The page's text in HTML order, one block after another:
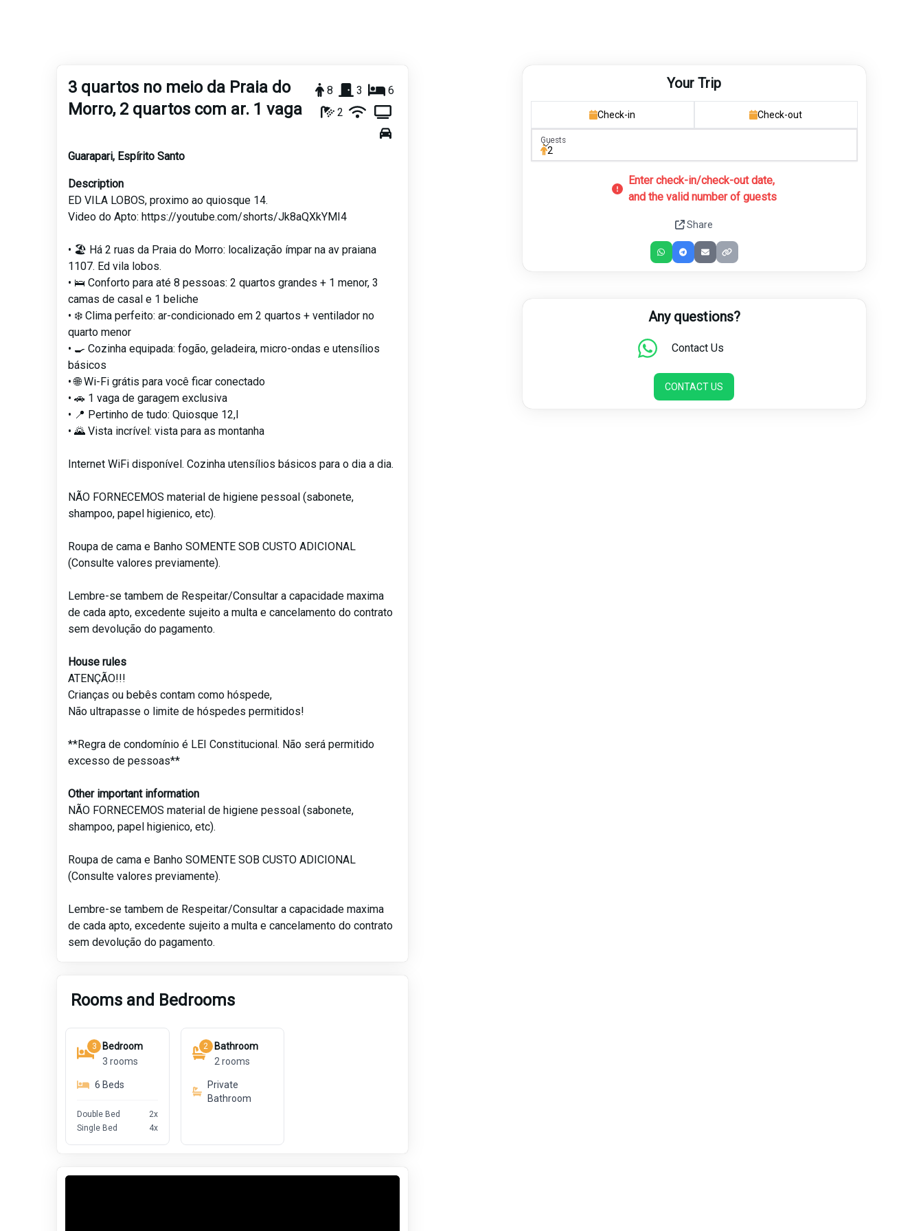
3 quartos no meio da Praia do
Morro, 2 quartos com ar. 1 vaga
8 3
6
2
Guarapari, Espírito Santo
Description
ED VILA LOBOS, proximo ao quiosque 14.
Video do Apto: https://youtube.com/shorts/Jk8aQXkYMI4
• 🏖 Há 2 ruas da Praia do Morro: localização ímpar na av praiana
1107. Ed vila lobos.
• 🛌 Conforto para até 8 pessoas: 2 quartos grandes + 1 menor, 3
camas de casal e 1 beliche
• ❄️ Clima perfeito: ar-condicionado em 2 quartos + ventilador no
quarto menor
• 🍳 Cozinha equipada: fogão, geladeira, micro-ondas e utensílios
básicos
• 🌐 Wi-Fi grátis para você ficar conectado
• 🚗 1 vaga de garagem exclusiva
• 📍 Pertinho de tudo: Quiosque 12,l
• 🌄 Vista incrível: vista para as montanha
Internet WiFi disponível. Cozinha utensílios básicos para o dia a dia.
NÃO FORNECEMOS material de higiene pessoal (sabonete,
shampoo, papel higienico, etc).
Roupa de cama e Banho SOMENTE SOB CUSTO ADICIONAL
(Consulte valores previamente).
Lembre-se tambem de Respeitar/Consultar a capacidade maxima
de cada apto, excedente sujeito a multa e cancelamento do contrato
sem devolução do pagamento.
House rules
ATENÇÃO!!!
Crianças ou bebês contam como hóspede,
Não ultrapasse o limite de hóspedes permitidos!
**Regra de condomínio é LEI Constitucional. Não será permitido
excesso de pessoas**
Other important information
NÃO FORNECEMOS material de higiene pessoal (sabonete,
shampoo, papel higienico, etc).
Roupa de cama e Banho SOMENTE SOB CUSTO ADICIONAL
(Consulte valores previamente).
Lembre-se tambem de Respeitar/Consultar a capacidade maxima
de cada apto, excedente sujeito a multa e cancelamento do contrato
sem devolução do pagamento.
Rooms and Bedrooms
3
Bedroom
3 rooms
6 Beds
Double Bed 2x
Single Bed
4x
2
Bathroom
2 rooms
Private
Bathroom
Your Trip
Check-in Check-out
Guests
Guests
2
Enter check-in/check-out date,
and the valid number of guests
Share
Any questions?
Contact Us
CONTACT US